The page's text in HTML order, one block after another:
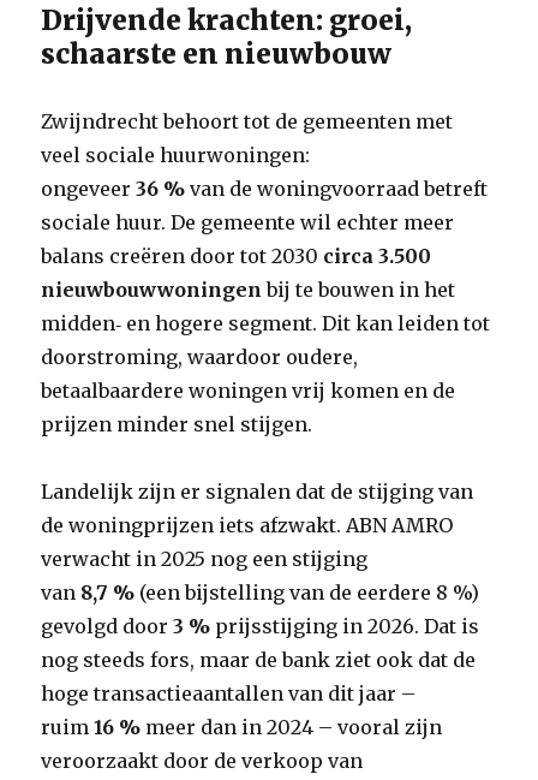
Drijvende krachten: groei,
schaarste en nieuwbouw
Zwijndrecht behoort tot de gemeenten met
veel sociale huurwoningen:
ongeveer36 % van de woningvoorraad betreft
sociale huur. De gemeente wil echter meer
balans creëren door tot 2030 circa 3.500
nieuwbouwwoningen bij te bouwen in het
midden‑ en hogere segment. Dit kan leiden tot
doorstroming, waardoor oudere,
betaalbaardere woningen vrij komen en de
prijzen minder snel stijgen.
Landelijk zijn er signalen dat de stijging van
de woningprijzen iets afzwakt. ABN AMRO
verwacht in 2025 nog een stijging
van 8,7 % (een bijstelling van de eerdere 8 %)
gevolgd door3 % prijsstijging in 2026. Dat is
nog steeds fors, maar de bank ziet ook dat de
hoge transactieaantallen van dit jaar –
ruim16 % meer dan in 2024 – vooral zijn
veroorzaakt door de verkoop van